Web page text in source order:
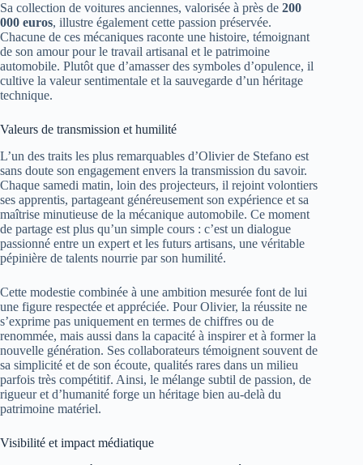
Sa collection de voitures anciennes, valorisée à près de 200
000 euros, illustre également cette passion préservée.
Chacune de ces mécaniques raconte une histoire, témoignant
de son amour pour le travail artisanal et le patrimoine
automobile. Plutôt que d’amasser des symboles d’opulence, il
cultive la valeur sentimentale et la sauvegarde d’un héritage
technique.
Valeurs de transmission et humilité
L’un des traits les plus remarquables d’Olivier de Stefano est
sans doute son engagement envers la transmission du savoir.
Chaque samedi matin, loin des projecteurs, il rejoint volontiers
ses apprentis, partageant généreusement son expérience et sa
maîtrise minutieuse de la mécanique automobile. Ce moment
de partage est plus qu’un simple cours : c’est un dialogue
passionné entre un expert et les futurs artisans, une véritable
pépinière de talents nourrie par son humilité.
Cette modestie combinée à une ambition mesurée font de lui
une figure respectée et appréciée. Pour Olivier, la réussite ne
s’exprime pas uniquement en termes de chiffres ou de
renommée, mais aussi dans la capacité à inspirer et à former la
nouvelle génération. Ses collaborateurs témoignent souvent de
sa simplicité et de son écoute, qualités rares dans un milieu
parfois très compétitif. Ainsi, le mélange subtil de passion, de
rigueur et d’humanité forge un héritage bien au-delà du
patrimoine matériel.
Visibilité et impact médiatique